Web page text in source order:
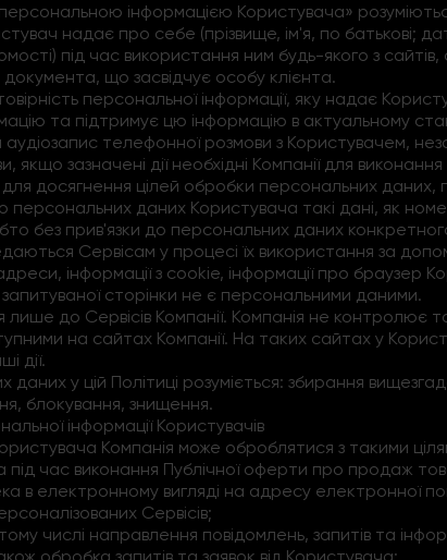
інформацією Користувача»
надає про себе (прізвище, ім'я, по
під час використання ним будь-якого з
що засвідчує особу клієнта.
персональної інформації, яку надає
та підтримує цю інформацію в актуальному
аудіозапис телефонної розмови з Користувачем,
якщо зазначені дії необхідні Компанії для
досягнення цілей обробки персональних даних,
персональних даних Користувача такі дані, як
без прив'язки до персональних даних
Сервісам у процесі їх використання за
інформації з cookie, інформації про
сторінки не є персональними даними.
лише до Сервісів Компанії. Компанія не контролює
на сайтах Компанії. На таких сайтах у
дії.
у цій Політиці розуміється: збирання
блокування, знищення.
інформації Користувачів
Компанія може оброблятися з такими
під час виконання Публічної оферти про продаж
в електронному вигляді на адресу
Сервісів;
числі направлення повідомлень, запитів та